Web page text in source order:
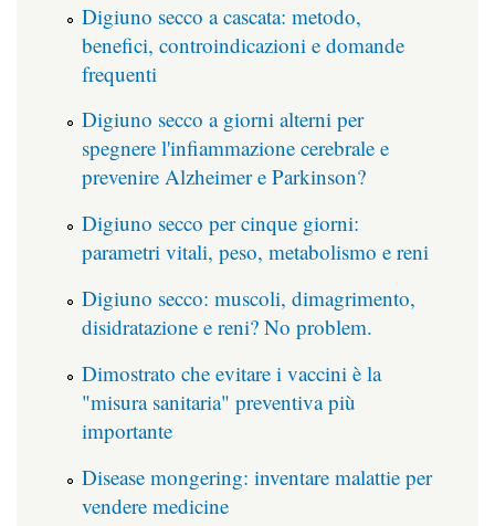
Digiuno secco a cascata: metodo,
benefici, controindicazioni e domande
frequenti
Digiuno secco a giorni alterni per
spegnere l'infiammazione cerebrale e
prevenire Alzheimer e Parkinson?
Digiuno secco per cinque giorni:
parametri vitali, peso, metabolismo e reni
Digiuno secco: muscoli, dimagrimento,
disidratazione e reni? No problem.
Dimostrato che evitare i vaccini è la
"misura sanitaria" preventiva più
importante
Disease mongering: inventare malattie per
vendere medicine